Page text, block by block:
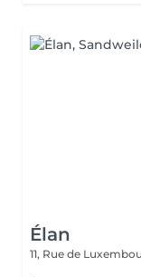
Élan
11, Rue de